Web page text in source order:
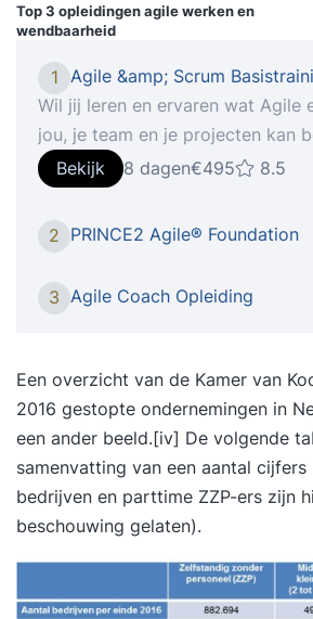
Top 3 opleidingenagile werken en
wendbaarheid
1
Agile &amp; Scrum
Wil jij leren en ervaren wat Agile
jou, je team en je projecten kan
deze 1-daagse training leer je de
van Agile en Scrum. Waarom deze
afronden * Van eindeloze
onduidelijk wie waar wanneer
naar focus & afmaken * Van
naar co-creatie met jouw klant Waarom Agile
Scrum Group? * Voor IT & non-IT teams * Al onze
trainers zijn coaches in de
theorie praktisch * We werken in
Volop startdata op veel locaties Programma
basistraining * Wat is Agile en Scrum? Theorie en
praktijk. * Wat zijn de
ceremonies en artifacten? * Wie
Bekijk 8 dagen€495 8.5
2 PRINCE2 Agile® Foundation
3 Agile Coach Opleiding
Een overzicht van de Kamer van
2016 gestopte ondernemingen in
een ander beeld.[iv] De volgende
samenvatting van een aantal
bedrijven en parttime ZZP-ers zijn
beschouwing gelaten).